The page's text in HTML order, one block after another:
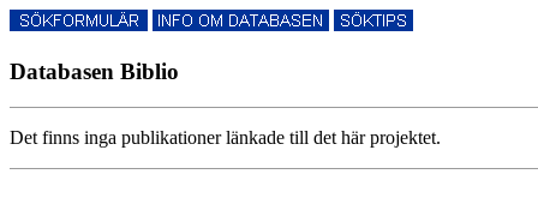
Databasen Biblio
Det finns inga publikationer länkade till det här projektet.